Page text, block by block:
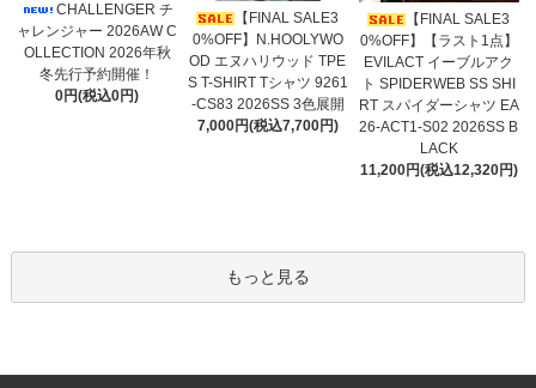
CHALLENGER チ
ャレンジャー 2026AW C
OLLECTION 2026年秋
冬先行予約開催！
0円(税込0円)
【FINAL SALE3
0%OFF】N.HOOLYWO
OD エヌハリウッド TPE
S T-SHIRT Tシャツ 9261
-CS83 2026SS 3色展開
7,000円(税込7,700円)
【FINAL SALE3
0%OFF】【ラスト1点】
EVILACT イーブルアク
ト SPIDERWEB SS SHI
RT スパイダーシャツ EA
26-ACT1-S02 2026SS B
LACK
11,200円(税込12,320円)
もっと見る